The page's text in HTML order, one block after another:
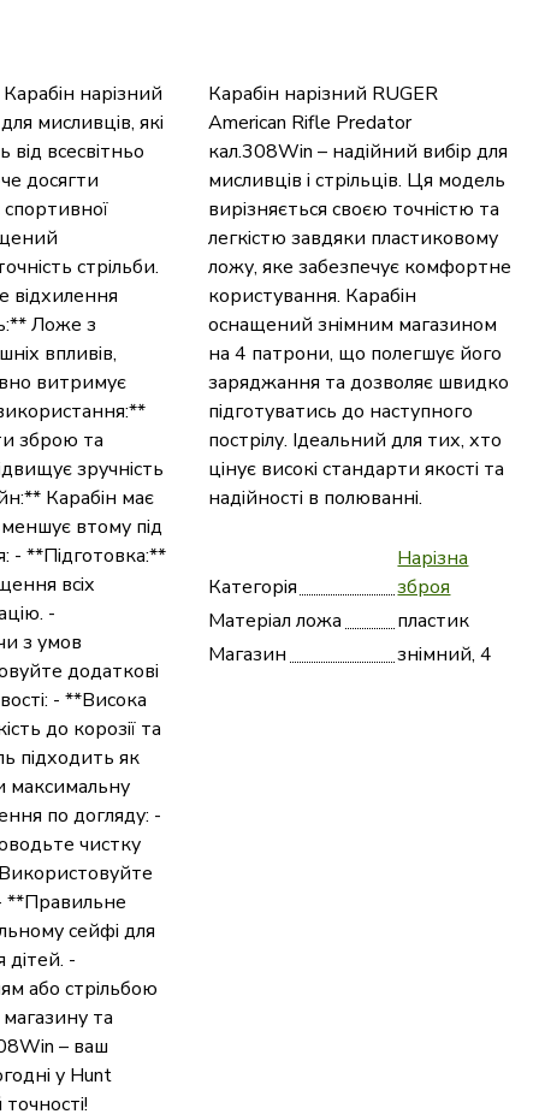
Карабін нарізний RUGER
American Rifle Predator
кал.308Win – надійний вибір для
мисливців і стрільців. Ця модель
вирізняється своєю точністю та
легкістю завдяки пластиковому
ложу, яке забезпечує комфортне
користування. Карабін
оснащений знімним магазином
на 4 патрони, що полегшує його
заряджання та дозволяє швидко
підготуватись до наступного
пострілу. Ідеальний для тих, хто
цінує високі стандарти якості та
надійності в полюванні.
Категорія
Нарізна
зброя
Матеріал ложа
пластик
Магазин
знімний, 4
нарізний
мисливців, які
всесвітньо
досягти
спортивної
стрільби.
відхилення
Ложе з
впливів,
витримує
зброю та
зручність
Карабін має
втому під
- **Підготовка:**
всіх
-
з умов
додаткові
- **Висока
до корозії та
підходить як
максимальну
по догляду: -
чистку
**Правильне
сейфі для
-
або стрільбою
та
– ваш
у Hunt